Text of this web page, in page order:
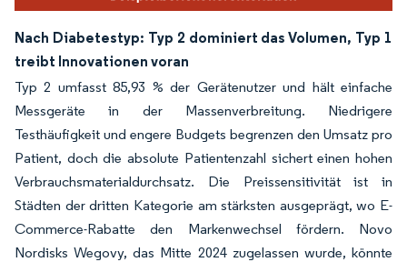
Nach Diabetestyp: Typ 2 dominiert das Volumen, Typ 1
treibt Innovationen voran
Typ 2 umfasst 85,93 % der Gerätenutzer und hält einfache
Messgeräte in der Massenverbreitung. Niedrigere
Testhäufigkeit und engere Budgets begrenzen den Umsatz pro
Patient, doch die absolute Patientenzahl sichert einen hohen
Verbrauchsmaterialdurchsatz. Die Preissensitivität ist in
Städten der dritten Kategorie am stärksten ausgeprägt, wo E-
Commerce-Rabatte den Markenwechsel fördern. Novo
Nordisks Wegovy, das Mitte 2024 zugelassen wurde, könnte